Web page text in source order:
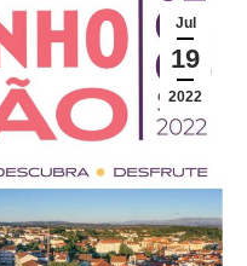
Jul
19
2022